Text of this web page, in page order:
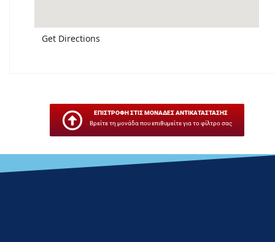
Get Directions
ΕΠΙΣΤΡΟΦΗ ΣΤΙΣ ΜΟΝΑΔΕΣ ΑΝΤΙΚΑΤΑΣΤΑΣΗΣ
Βρείτε τη μονάδα που επιθυμείτε για το φίλτρο σας